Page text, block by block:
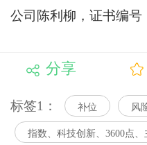
公司陈利柳，证书编号
分享
标签1： 补位 风
指数、科技创新、3600点、